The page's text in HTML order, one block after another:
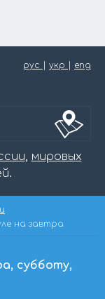
рус укр eng
, мировых
на завтра
субботу,